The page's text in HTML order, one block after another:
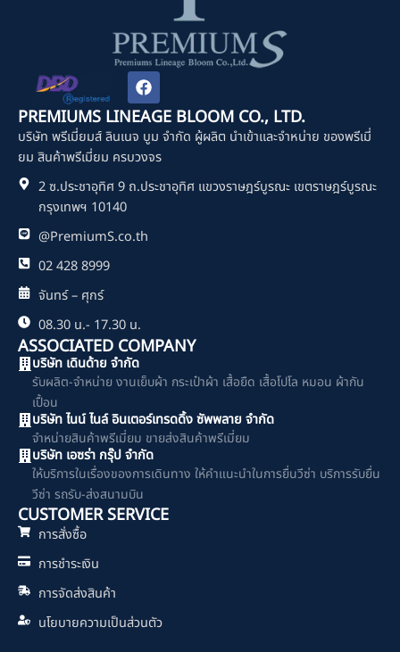
F
a
c
e
b
o
k
PREMIUMS LINEAGE BLOOM CO., LTD.
บริษัท พรีเมี่ยมส์ ลินเนจ บูม จำกัด ผู้ผลิต นำเข้าและจำหน่าย ของพรีเมี่
ยม สินค้าพรีเมี่ยม ครบวงจร
2 ซ.ประชาอุทิศ 9 ถ.ประชาอุทิศ แขวงราษฎร์บูรณะ เขตราษฎร์บูรณะ
กรุงเทพฯ 10140
@PremiumS.co.th
02 428 8999
จันทร์ – ศุกร์
08.30 น.- 17.30 น.
ASSOCIATED COMPANY
บริษัท เดินด้าย จำกัด
รับผลิต-จำหน่าย งานเย็บผ้า กระเป๋าผ้า เสื้อยืด เสื้อโปโล หมอน ผ้ากัน
เปื้อน
บริษัท ไนน์ ไนล์ อินเตอร์เทรดดิ้ง ซัพพลาย จำกัด
จำหน่ายสินค้าพรีเมี่ยม ขายส่งสินค้าพรีเมี่ยม
บริษัท เอซร่า กรุ๊ป จำกัด
ให้บริการในเรื่องของการเดินทาง ให้คำแนะนำในการยื่นวีซ่า บริการรับยื่น
วีซ่า รถรับ-ส่งสนามบิน
CUSTOMER SERVICE
การสั่งซื้อ
การชำระเงิน
การจัดส่งสินค้า
นโยบายความเป็นส่วนตัว